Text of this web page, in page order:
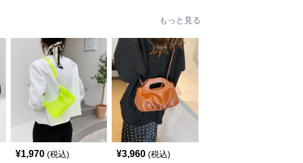
もっと見る
¥1,970 (税込) ¥3,960 (税込)